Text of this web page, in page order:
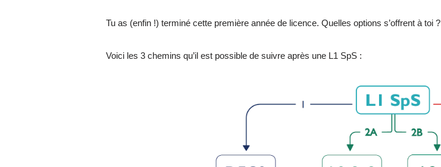
Tu as (enfin !) terminé cette première année de licence. Quelles options s’offrent à toi ?
Voici les 3 chemins qu’il est possible de suivre après une L1 SpS :